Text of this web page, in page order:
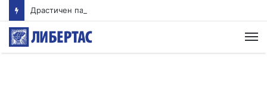
Драстичен пад на запишани првачиња годинава